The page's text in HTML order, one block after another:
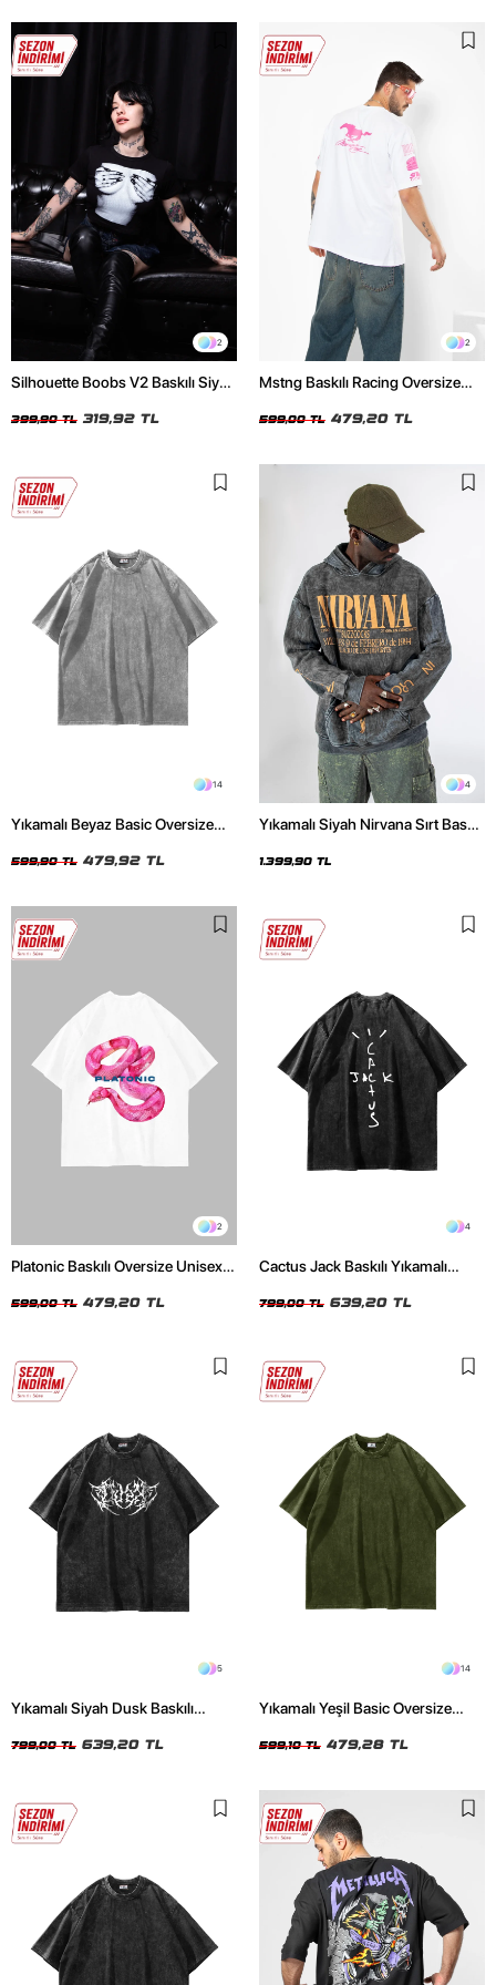
2
Silhouette Boobs V2 Baskılı Siyah
399,90 TL 319,92 TL
2
Mstng Baskılı Racing Oversize
599,00 TL 479,20 TL
14
Yıkamalı Beyaz Basic Oversize
599,90 TL 479,92 TL
4
Yıkamalı Siyah Nirvana Sırt Baskılı
1.399,90 TL
2
Platonic Baskılı Oversize Unisex
599,00 TL 479,20 TL
4
Cactus Jack Baskılı Yıkamalı
799,00 TL 639,20 TL
5
Yıkamalı Siyah Dusk Baskılı
799,00 TL 639,20 TL
14
Yıkamalı Yeşil Basic Oversize
599,10 TL 479,28 TL